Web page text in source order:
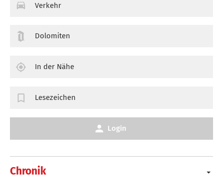
Chronik
Verkehr
Dolomiten
In der Nähe
Lesezeichen
Login